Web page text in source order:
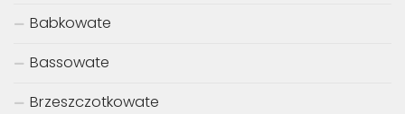
Babkowate
Bassowate
Brzeszczotkowate